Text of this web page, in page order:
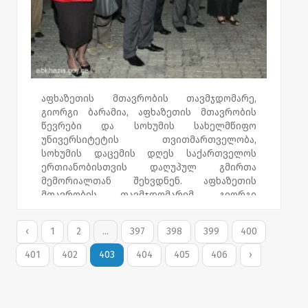
საღამოს, ცხუმ-აფხაზეთის მიტროპოლიტი,
მეუფე დანიელი, სასჯელაღსრულების,
პრობაციისა და იურიდიული დახმარების
მინისტრი, ხათუნა კალმახელიძე,
საქართველოს პარლამენტის წევრები და
ესწრებოდნენ. ღონისძიება ეროვნულ
მუსიკალურ ცენტრში გაიმართა.
აფხაზეთის მთავრობის თავმჯდომარე,
გიორგი ბარამია, აფხაზეთის მთავრობის
წევრები და სოხუმის სახელმწიფო
უნივერსიტეტის თვითმართველობა,
სოხუმის დაცემის დღეს საქართველოს
ერთიანობისთვის დაღუპულ გმირთა
მემორიალთან შეხვდნენ. აფხაზეთის
მთავრობის თავმჯდომარემ, გიორგი
ადმინისტრაციის
ხელმძღვანელმა, დიმიტრი სანაკოევმა,
დაღუპულთა მემორიალი გვირგვინით
შეამკეს და კიდევ ერთხელ პატივი მიაგეს
‹ 1 2 ... 397 398 399
400
401
402 403 404 405 406 ›